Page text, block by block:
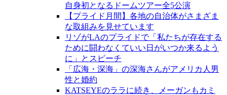
自身初となるドームツアー全5公演
【プライド月間】各地の自治体がさまざま
な取組みを見せています
リゾがLAのプライドで「私たちが存在する
ために闘わなくていい日がいつか来るよう
に」とスピーチ
「広海・深海」の深海さんがアメリカ人男
性と婚約
KATSEYEのララに続き、メーガンもカミ